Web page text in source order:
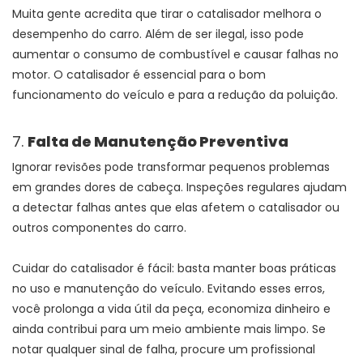
Muita gente acredita que tirar o catalisador melhora o
desempenho do carro. Além de ser ilegal, isso pode
aumentar o consumo de combustível e causar falhas no
motor. O catalisador é essencial para o bom
funcionamento do veículo e para a redução da poluição.
7. Falta de Manutenção Preventiva
Ignorar revisões pode transformar pequenos problemas
em grandes dores de cabeça. Inspeções regulares ajudam
a detectar falhas antes que elas afetem o catalisador ou
outros componentes do carro.
Cuidar do catalisador é fácil: basta manter boas práticas
no uso e manutenção do veículo. Evitando esses erros,
você prolonga a vida útil da peça, economiza dinheiro e
ainda contribui para um meio ambiente mais limpo. Se
notar qualquer sinal de falha, procure um profissional